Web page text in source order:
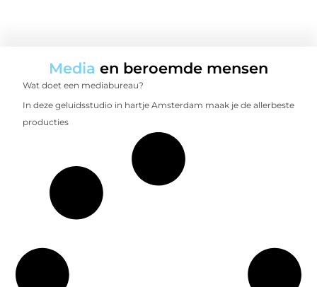
Media en beroemde mensen
Wat doet een mediabureau?
In deze geluidsstudio in hartje Amsterdam maak je de allerbeste
producties